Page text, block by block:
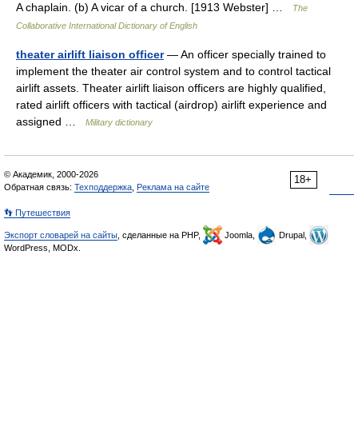
A chaplain. (b) A vicar of a church. [1913 Webster] …
The
Collaborative International Dictionary of English
theater airlift liaison officer— An officer specially trained to
implement the theater air control system and to control tactical
airlift assets. Theater airlift liaison officers are highly qualified,
rated airlift officers with tactical (airdrop) airlift experience and
assigned …
Military dictionary
18+
© Академик, 2000-2026
Обратная связь: Техподдержка Реклама на сайте
👣 Путешествия
Экспорт словарей на сайты , сделанные на PHP, Joomla,
Drupal,
WordPress, MODx.